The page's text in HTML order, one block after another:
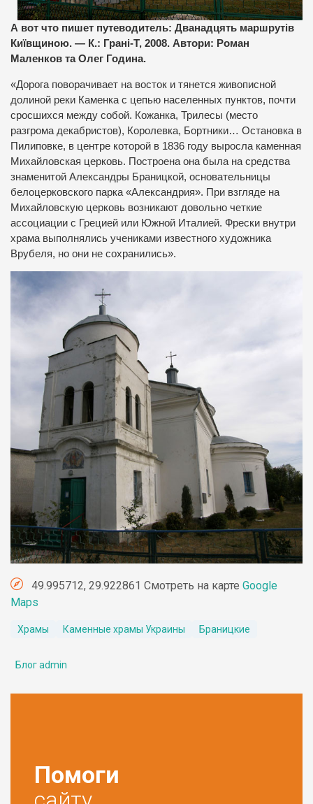
А вот что пишет путеводитель: Дванадцять маршрутів
Київщиною. — К.: Грані-Т, 2008. Автори: Роман
Маленков та Олег Година.
«Дорога поворачивает на восток и тянется живописной
долиной реки Каменка с цепью населенных пунктов, почти
сросшихся между собой. Кожанка, Трилесы (место
разгрома декабристов), Королевка, Бортники… Остановка в
Пилиповке, в центре которой в 1836 году выросла каменная
Михайловская церковь. Построена она была на средства
знаменитой Александры Браницкой, основательницы
белоцерковского парка «Александрия». При взгляде на
Михайловскую церковь возникают довольно четкие
ассоциации с Грецией или Южной Италией. Фрески внутри
храма выполнялись учениками известного художника
Врубеля, но они не сохранились».
49.995712, 29.922861 Смотреть на карте Google
Maps
Храмы Каменные храмы Украины Браницкие
Блог admin
Помоги